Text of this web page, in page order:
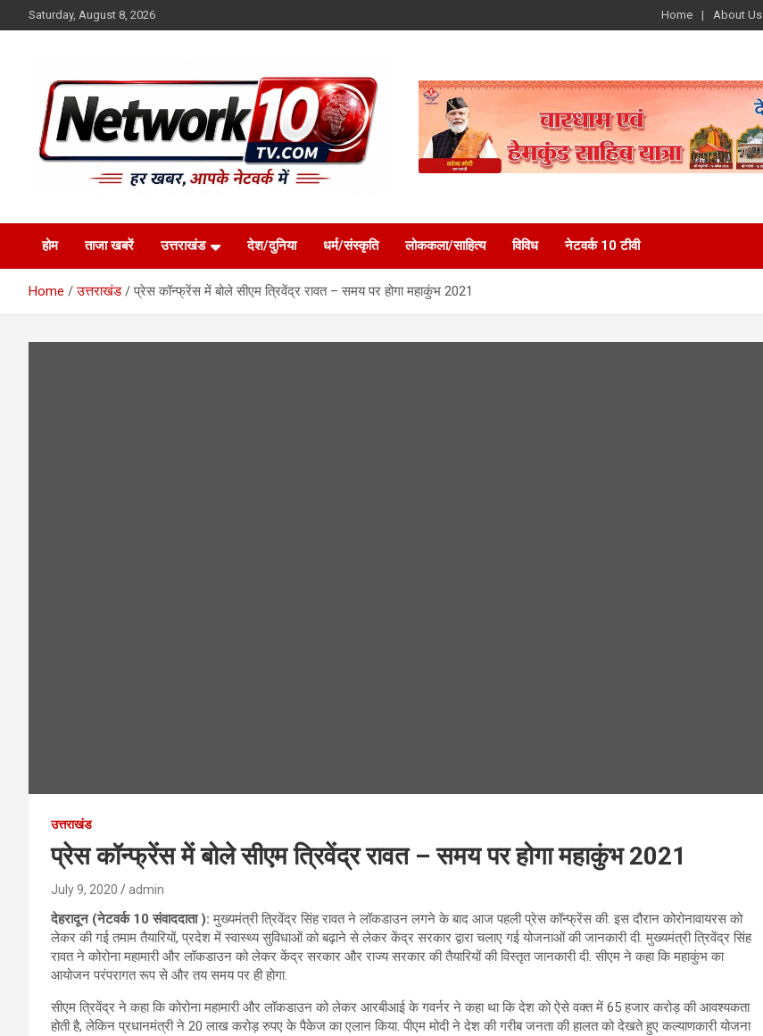
to
Saturday, August 8, 2026 Home About Us
Network10tv
होम ताजा खबरें उत्तराखंड देश/दुनिया धर्म/संस्कृति लोककला/साहित्य विविध नेटवर्क 10 टीवी
Home उत्तराखंड प्रेस कॉन्फ्रेंस में बोले सीएम त्रिवेंद्र रावत – समय पर होगा महाकुंभ 2021
उत्तराखंड
प्रेस कॉन्फ्रेंस में बोले सीएम त्रिवेंद्र रावत – समय पर होगा महाकुंभ 2021
July 9, 2020 admin
देहरादून (नेटवर्क 10 संवाददाता ):मुख्यमंत्री त्रिवेंद्र सिंह रावत ने लॉकडाउन लगने के बाद आज पहली प्रेस कॉन्फ्रेंस की. इस दौरान कोरोनावायरस को
लेकर की गई तमाम तैयारियों, प्रदेश में स्वास्थ्य सुविधाओं को बढ़ाने से लेकर केंद्र सरकार द्वारा चलाए गई योजनाओं की जानकारी दी. मुख्यमंत्री त्रिवेंद्र सिंह
रावत ने कोरोना महामारी और लॉकडाउन को लेकर केंद्र सरकार और राज्य सरकार की तैयारियों की विस्तृत जानकारी दी. सीएम ने कहा कि महाकुंभ का
आयोजन परंपरागत रूप से और तय समय पर ही होगा.
सीएम त्रिवेंद्र ने कहा कि कोरोना महामारी और लॉकडाउन को लेकर आरबीआई के गवर्नर ने कहा था कि देश को ऐसे वक्त में 65 हजार करोड़ की आवश्यकता
होती है, लेकिन प्रधानमंत्री ने 20 लाख करोड़ रुपए के पैकेज का एलान किया. पीएम मोदी ने देश की गरीब जनता की हालत को देखते हुए कल्याणकारी योजना